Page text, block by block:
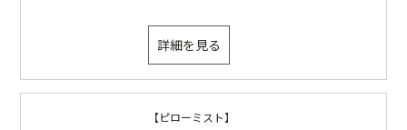
詳細を見る
【ピローミスト】